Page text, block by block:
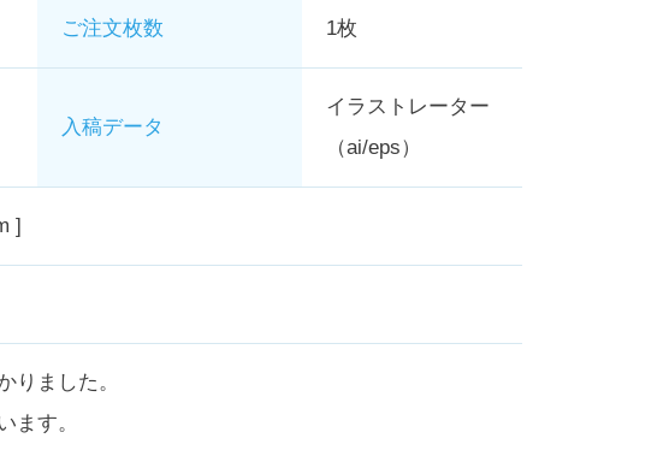
ご注文枚数 1枚
入稿データ
イラストレーター
（ai/eps）
]
りました。
ます。